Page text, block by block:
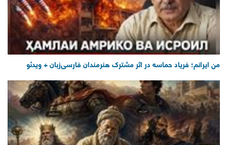
من ایرانم؛ فریاد حماسه در اثر مشترک هنرمندان فارسی‌زبان + ویدئو